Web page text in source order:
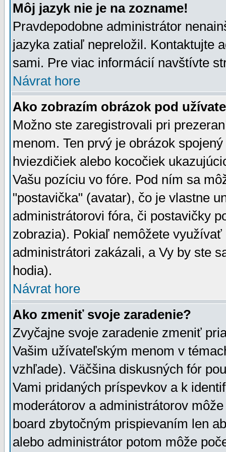
Môj jazyk nie je na zozname!
Pravdepodobne administrátor
jazyka zatiaľ nepreložil. Kontaktujte
sami. Pre viac informácií navštívte
Návrat hore
Ako zobrazím obrázok pod
Možno ste zaregistrovali pri
menom. Ten prvý je obrázok
hviezdičiek alebo kocočiek
Vašu pozíciu vo fóre. Pod ním sa
"postavička" (avatar), čo je vlastne
administrátorovi fóra, či postavičky
zobrazia). Pokiaľ nemôžete
administrátori zakázali, a Vy by ste
hodia).
Návrat hore
Ako zmeniť svoje zaradenie?
Zvyčajne svoje zaradenie zmeniť
Vašim užívateľským menom v
vzhľade). Väčšina diskusných fór
Vami pridaných príspevkov a k
moderátorov a administrátorov
board zbytočným prispievaním len
alebo administrátor potom môže